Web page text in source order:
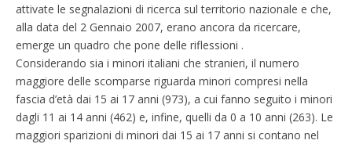
attivate le segnalazioni di ricerca sul territorio nazionale e che,
alla data del 2 Gennaio 2007, erano ancora da ricercare,
emerge un quadro che pone delle riflessioni .
Considerando sia i minori italiani che stranieri, il numero
maggiore delle scomparse riguarda minori compresi nella
fascia d’età dai 15 ai 17 anni (973), a cui fanno seguito i minori
dagli 11 ai 14 anni (462) e, infine, quelli da 0 a 10 anni (263). Le
maggiori sparizioni di minori dai 15 ai 17 anni si contano nel